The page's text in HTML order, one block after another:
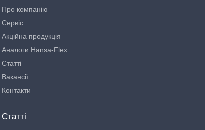
Про компанію
Сервіс
Акційна продукція
Аналоги Hansa-Flex
Статті
Вакансії
Контакти
Статті